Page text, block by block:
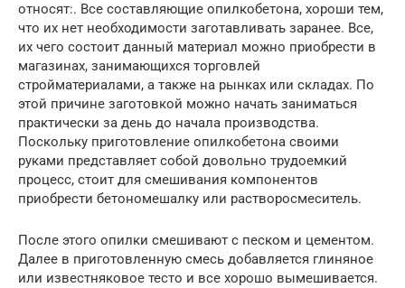
относят:. Все составляющие опилкобетона, хороши тем,
что их нет необходимости заготавливать заранее. Все,
их чего состоит данный материал можно приобрести в
магазинах, занимающихся торговлей
стройматериалами, а также на рынках или складах. По
этой причине заготовкой можно начать заниматься
практически за день до начала производства.
Поскольку приготовление опилкобетона своими
руками представляет собой довольно трудоемкий
процесс, стоит для смешивания компонентов
приобрести бетономешалку или растворосмеситель.
После этого опилки смешивают с песком и цементом.
Далее в приготовленную смесь добавляется глиняное
или известняковое тесто и все хорошо вымешивается.